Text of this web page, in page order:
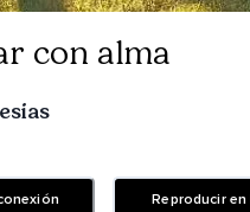
con alma
Reproducir en